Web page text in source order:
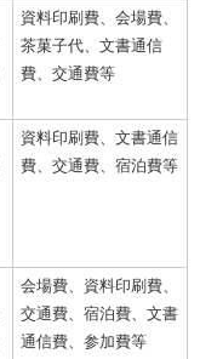
資料印刷費、会場費、
茶菓子代、文書通信
費、交通費等
資料印刷費、文書通信
費、交通費、宿泊費等
会場費、資料印刷費、
交通費、宿泊費、文書
通信費、参加費等